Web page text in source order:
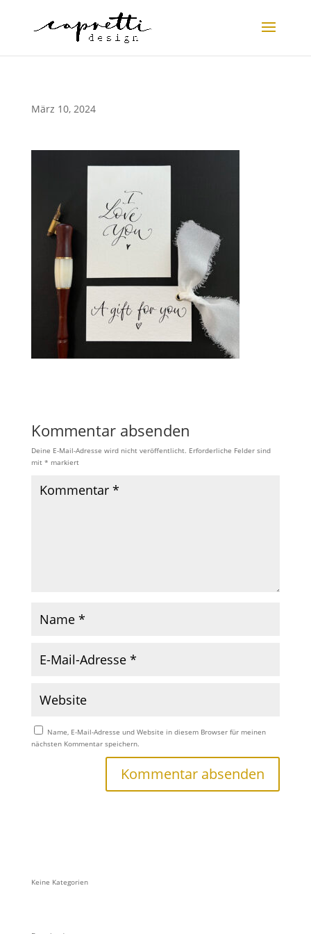
März 10, 2024
Kommentar absenden
Deine E-Mail-Adresse wird nicht veröffentlicht. Erforderliche Felder sind
mit * markiert
Name, E-Mail-Adresse und Website in diesem Browser für meinen
nächsten Kommentar speichern.
Keine Kategorien